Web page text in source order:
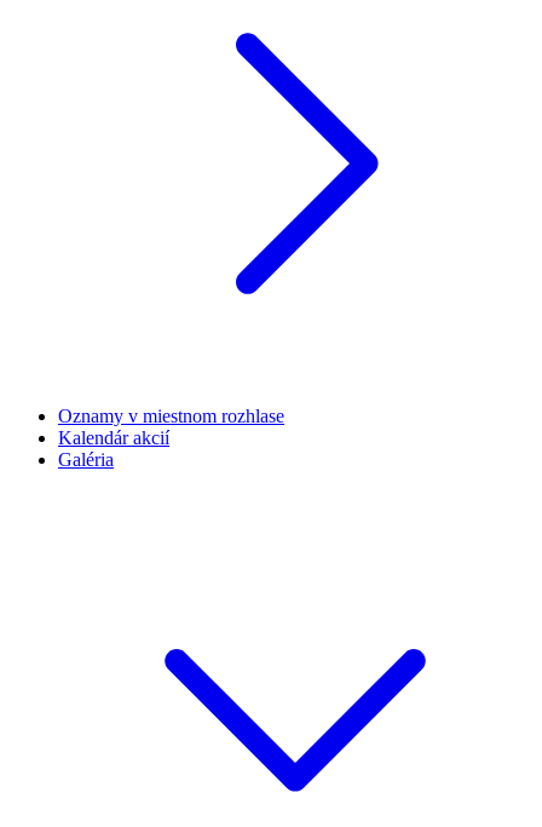
Oznamy v miestnom rozhlase
Kalendár akcií
Galéria